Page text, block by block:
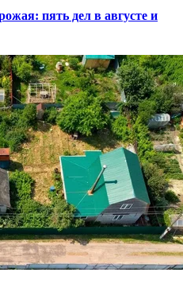
пять дел в августе и